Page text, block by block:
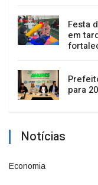
Festa
em
para
Notícias
Economia